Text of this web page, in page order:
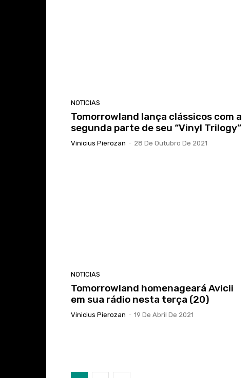
NOTICIAS
Tomorrowland lança clássicos com a
segunda parte de seu “Vinyl Trilogy”
Vinicius Pierozan - 28 De Outubro De 2021
NOTICIAS
Tomorrowland homenageará Avicii
em sua rádio nesta terça (20)
Vinicius Pierozan - 19 De Abril De 2021